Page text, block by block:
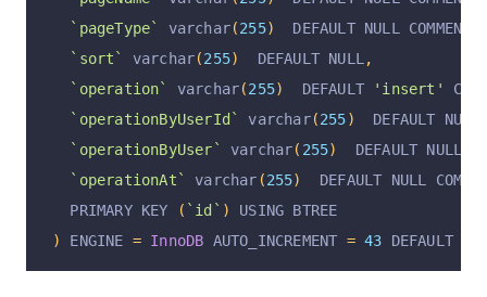
`pageType`
varchar(255)
  DEFAULT NULL COMMENT
`sort`
varchar(255)
  DEFAULT NULL
,
`operation`
varchar(255)
  DEFAULT
'insert'
`operationByUserId`
varchar(255)
DEFAULT
`operationByUser`
varchar( 255)
DEFAULT NULL
`operationAt`
varchar (255)
DEFAULT NULL
  PRIMARY KEY
( `id` )
USING BTREE
)
ENGINE = InnoDB AUTO_INCREMENT = 43 DEFAULT